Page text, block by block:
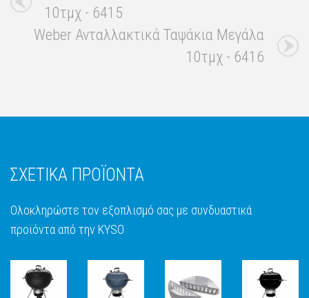
10τμχ - 6415
Weber Ανταλλακτικά Ταψάκια Μεγάλα
10τμχ - 6416
ΣΧΕΤΙΚΑ ΠΡΟΪΟΝΤΑ
Ολοκληρώστε τον εξοπλισμό σας με συνδυαστικά
προϊόντα από την KYSO